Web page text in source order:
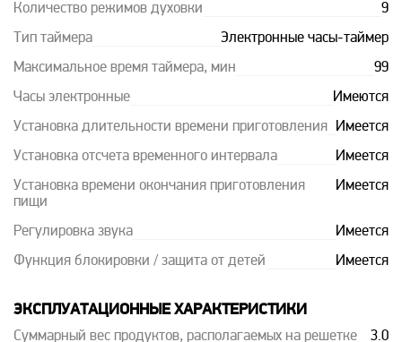
Количество режимов духовки 9
Тип таймера Электронные часы-таймер
Максимальное время таймера, мин 99
Часы электронные Имеются
Установка длительности времени приготовления Имеется
Установка отсчета временного интервала Имеется
Установка времени окончания приготовления
пищи
Имеется
Регулировка звука Имеется
Функция блокировки / защита от детей Имеется
ЭКСПЛУАТАЦИОННЫЕ ХАРАКТЕРИСТИКИ
Суммарный вес продуктов, располагаемых на решетке
3.0